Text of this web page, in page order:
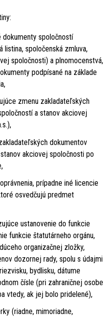
dokumenty spoločností
listina, spoločenská zmluva,
spoločnosti) a plnomocenstvá,
podpísané na základe
zmenu zakladateľských
a stanov akciovej
dokumentov
akciovej spoločnosti po
prípadne iné licencie
osvedčujú predmet
ustanovenie do funkcie
funkcie štatutárneho orgánu,
organizačnej zložky,
dozornej rady, spolu s údajmi
bydlisku, dátume
čísle (pri zahraničnej osobe
vtedy, ak jej bolo pridelené),
(riadne, mimoriadne,